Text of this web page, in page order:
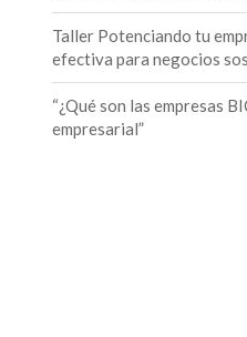
Taller Potenciando tu
efectiva para negocios
“¿Qué son las empresas
empresarial”